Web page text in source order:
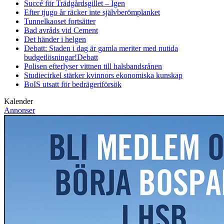
Succé för Trädgårdsgillet – Igen
Efter tjugo år räcker inte självberömplanket
Tunnelkaoset fortsätter
Bad avråds vid Cement
Det händer i helgen
Debatt: Staden i dag är gamla meriter med nutida
budgetlösningar!Debatt
Polisen efterlyser vittnen till halsbandsrånen
Studiecirkel stärker kvinnors ekonomiska kunskap
BoIS utsatt för bedrägeriförsök
Kalender
Annonser